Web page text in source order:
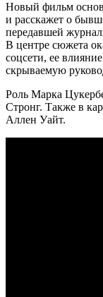
Новый фильм
и расскажет о
передавшей
В центре сюжета
соцсети, ее
скрываемую
Роль Марка
Стронг. Также в
Аллен Уайт.